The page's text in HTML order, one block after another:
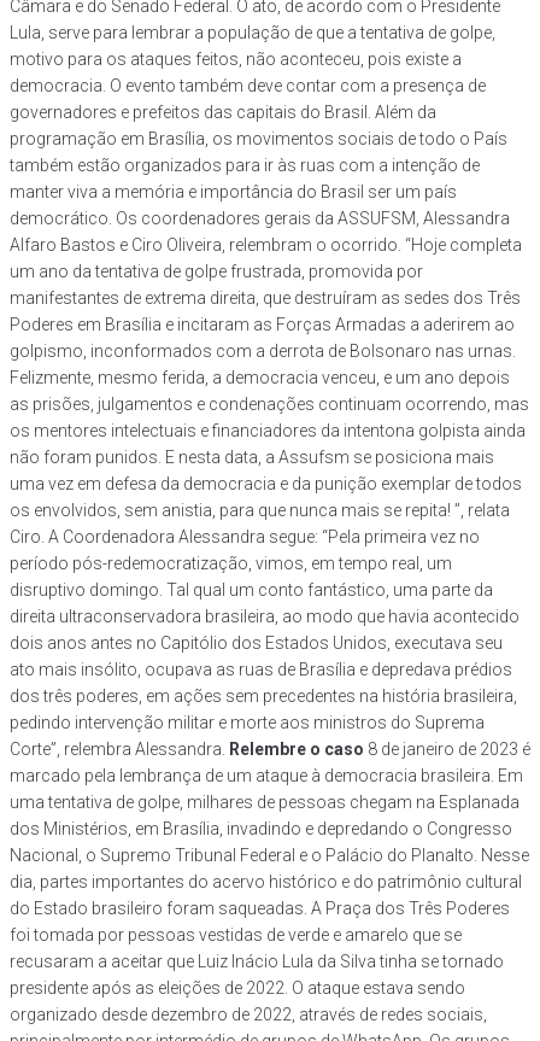
Câmara e do Senado Federal. O ato, de acordo com o Presidente
Lula, serve para lembrar a população de que a tentativa de golpe,
motivo para os ataques feitos, não aconteceu, pois existe a
democracia. O evento também deve contar com a presença de
governadores e prefeitos das capitais do Brasil. Além da
programação em Brasília, os movimentos sociais de todo o País
também estão organizados para ir às ruas com a intenção de
manter viva a memória e importância do Brasil ser um país
democrático. Os coordenadores gerais da ASSUFSM, Alessandra
Alfaro Bastos e Ciro Oliveira, relembram o ocorrido. “Hoje completa
um ano da tentativa de golpe frustrada, promovida por
manifestantes de extrema direita, que destruíram as sedes dos Três
Poderes em Brasília e incitaram as Forças Armadas a aderirem ao
golpismo, inconformados com a derrota de Bolsonaro nas urnas.
Felizmente, mesmo ferida, a democracia venceu, e um ano depois
as prisões, julgamentos e condenações continuam ocorrendo, mas
os mentores intelectuais e financiadores da intentona golpista ainda
não foram punidos. E nesta data, a Assufsm se posiciona mais
uma vez em defesa da democracia e da punição exemplar de todos
os envolvidos, sem anistia, para que nunca mais se repita! ”, relata
Ciro. A Coordenadora Alessandra segue: “Pela primeira vez no
período pós-redemocratização, vimos, em tempo real, um
disruptivo domingo. Tal qual um conto fantástico, uma parte da
direita ultraconservadora brasileira, ao modo que havia acontecido
dois anos antes no Capitólio dos Estados Unidos, executava seu
ato mais insólito, ocupava as ruas de Brasília e depredava prédios
dos três poderes, em ações sem precedentes na história brasileira,
pedindo intervenção militar e morte aos ministros do Suprema
Corte”, relembra Alessandra.
Relembre o caso 8 de janeiro de 2023 é
marcado pela lembrança de um ataque à democracia brasileira. Em
uma tentativa de golpe, milhares de pessoas chegam na Esplanada
dos Ministérios, em Brasília, invadindo e depredando o Congresso
Nacional, o Supremo Tribunal Federal e o Palácio do Planalto. Nesse
dia, partes importantes do acervo histórico e do patrimônio cultural
do Estado brasileiro foram saqueadas. A Praça dos Três Poderes
foi tomada por pessoas vestidas de verde e amarelo que se
recusaram a aceitar que Luiz Inácio Lula da Silva tinha se tornado
presidente após as eleições de 2022. O ataque estava sendo
organizado desde dezembro de 2022, através de redes sociais,